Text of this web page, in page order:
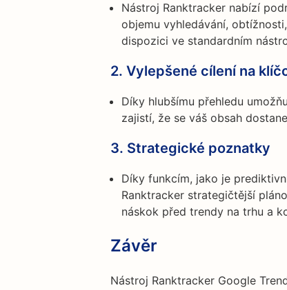
Nástroj Ranktracker nabízí
objemu vyhledávání,
dispozici ve standardním
2. Vylepšené cílení na
Díky hlubšímu přehledu
zajistí, že se váš obsah
3. Strategické poznatky
Díky funkcím, jako je
Ranktracker strategičtější
náskok před trendy na trhu a
Závěr
Nástroj Ranktracker Google